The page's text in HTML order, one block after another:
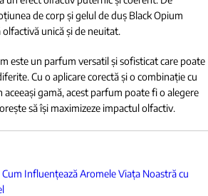
de corp și gelul de duș Black Opium
unică și de neuitat.
este un parfum versatil și sofisticat care poate
Cu o aplicare corectă și o combinație cu
gamă, acest parfum poate fi o alegere
să își maximizeze impactul olfactiv.
Influențează Aromele Viața Noastră cu